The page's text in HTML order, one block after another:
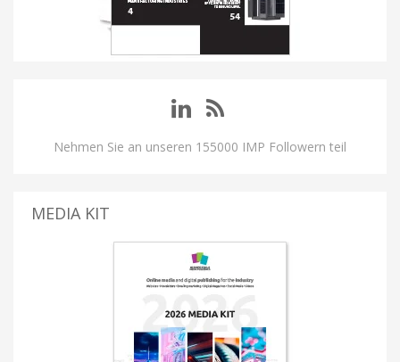
Nehmen Sie an unseren 155000 IMP Followern teil
MEDIA KIT